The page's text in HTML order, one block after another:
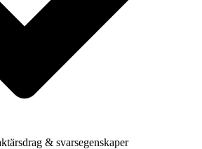
& svarsegenskaper